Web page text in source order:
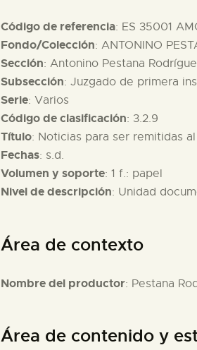
Código de referencia: ES 35001
Fondo/Colección: ANTONINO
Sección: Antonino Pestana
Subsección: Juzgado de primera
Serie: Varios
Código de clasificación: 3.2.9
Título: Noticias para ser remitidas
Fechas: s.d.
Volumen y soporte: 1 f.: papel
Nivel de descripción: Unidad
Área de contexto
Nombre del productor: Pestana
Área de contenido y